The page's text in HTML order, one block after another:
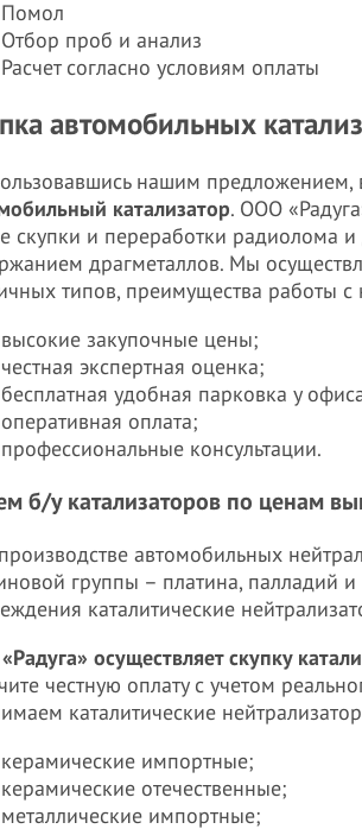
Помол
Отбор проб и анализ
Расчет согласно условиям оплаты
автомобильных
нашим предложением,
катализатор. ООО
скупки и переработки радиолома и
драгметаллов. Мы
типов, преимущества работы с
высокие закупочные цены;
честная экспертная оценка;
бесплатная удобная парковка у
оперативная оплата;
профессиональные консультации.
б/у катализаторов по ценам
автомобильных
группы – платина, палладий
каталитические
осуществляет скупку
честную оплату с учетом
каталитические
керамические импортные;
керамические отечественные;
металлические импортные;